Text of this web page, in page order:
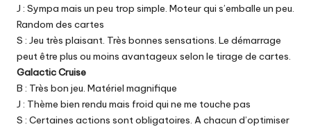
J : Sympa mais un peu trop simple. Moteur qui s’emballe un peu.
Random des cartes
S : Jeu très plaisant. Très bonnes sensations. Le démarrage
peut être plus ou moins avantageux selon le tirage de cartes.
Galactic Cruise
B : Très bon jeu. Matériel magnifique
J : Thème bien rendu mais froid qui ne me touche pas
S : Certaines actions sont obligatoires. A chacun d’optimiser